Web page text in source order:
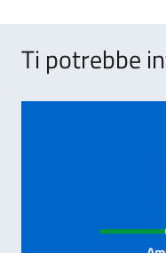
Ti potrebbe